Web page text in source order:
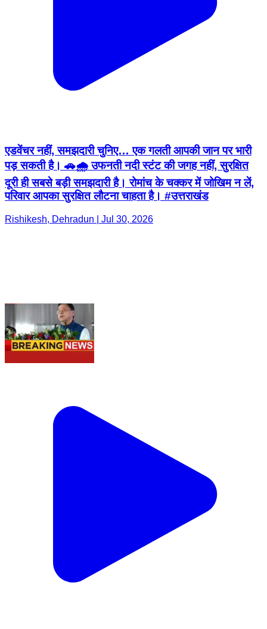
एडवेंचर नहीं, समझदारी चुनिए… एक गलती आपकी जान पर भारी
पड़ सकती है। 🚗🌧️ उफनती नदी स्टंट की जगह नहीं, सुरक्षित
दूरी ही सबसे बड़ी समझदारी है। रोमांच के चक्कर में जोखिम न लें,
परिवार आपका सुरक्षित लौटना चाहता है। #उत्तराखंड
Rishikesh, Dehradun | Jul 30, 2026
बापूग्राम वन भूमि प्रकरण पर इंटीग्रेटेड फार्मूला। मुख्यमंत्री धामी